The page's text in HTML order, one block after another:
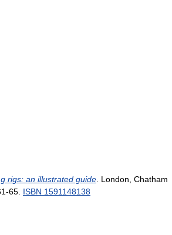
rigs: an illustrated guide . London, Chatham
65. ISBN 1591148138